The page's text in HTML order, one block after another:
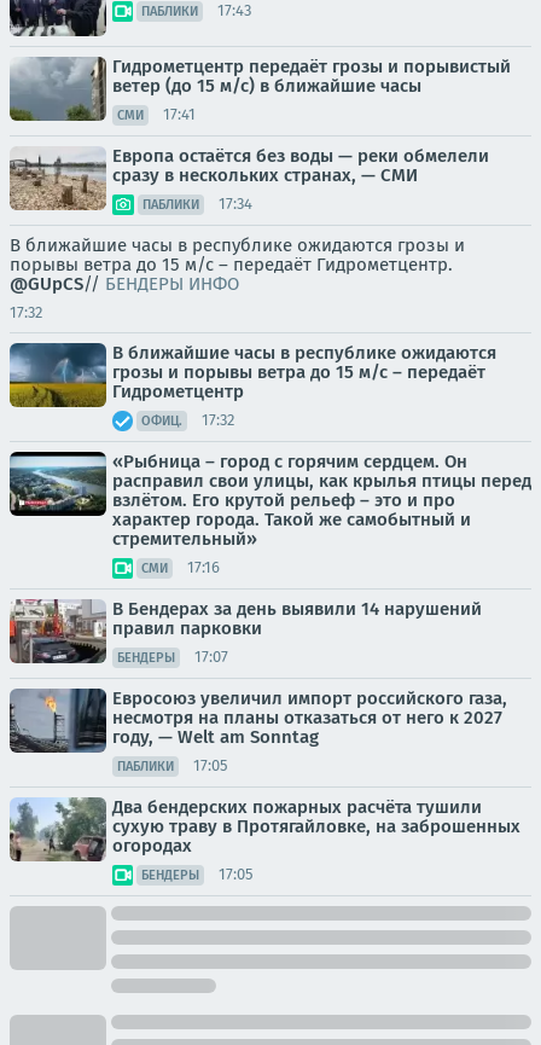
ПАБЛИКИ 17:43
Гидрометцентр передаёт грозы и порывистый
ветер (до 15 м/с) в ближайшие часы
СМИ 17:41
Европа остаётся без воды — реки обмелели
сразу в нескольких странах, — СМИ
ПАБЛИКИ 17:34
В ближайшие часы в республике ожидаются грозы и
порывы ветра до 15 м/с – передаёт Гидрометцентр.
@GUpCS// БЕНДЕРЫ ИНФО
17:32
В ближайшие часы в республике ожидаются
грозы и порывы ветра до 15 м/с – передаёт
Гидрометцентр
ОФИЦ. 17:32
«Рыбница – город с горячим сердцем. Он
расправил свои улицы, как крылья птицы перед
взлётом. Его крутой рельеф – это и про
характер города. Такой же самобытный и
стремительный»
СМИ 17:16
В Бендерах за день выявили 14 нарушений
правил парковки
БЕНДЕРЫ 17:07
Евросоюз увеличил импорт российского газа,
несмотря на планы отказаться от него к 2027
году, — Welt am Sonntag
ПАБЛИКИ 17:05
Два бендерских пожарных расчёта тушили
сухую траву в Протягайловке, на заброшенных
огородах
БЕНДЕРЫ 17:05